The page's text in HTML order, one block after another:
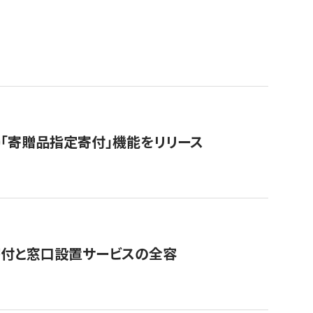
贈品指定寄付」機能をリリース
と窓口設置サービスの全容